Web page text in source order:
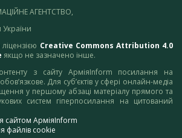
АГЕНТСТВО,
України
Creative Commons Attribution 4.0
якщо не зазначено інше.
з сайту АрміяInform посилання на
обов’язкове. Для суб’єктів у сфері онлайн-медіа
у першому абзаці матеріалу прямого та
систем гіперпосилання на цитований
сайтом АрміяInform
файлів cookie